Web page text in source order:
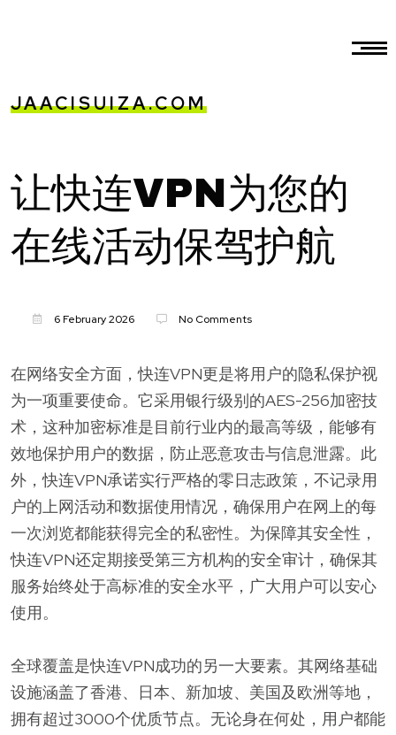
JAACISUIZA.COM
让快连VPN为您的
在线活动保驾护航
6 February 2026 No Comments
在网络安全方面，快连VPN更是将用户的隐私保护视
为一项重要使命。它采用银行级别的AES-256加密技
术，这种加密标准是目前行业内的最高等级，能够有
效地保护用户的数据，防止恶意攻击与信息泄露。此
外，快连VPN承诺实行严格的零日志政策，不记录用
户的上网活动和数据使用情况，确保用户在网上的每
一次浏览都能获得完全的私密性。为保障其安全性，
快连VPN还定期接受第三方机构的安全审计，确保其
服务始终处于高标准的安全水平，广大用户可以安心
使用。
全球覆盖是快连VPN成功的另一大要素。其网络基础
设施涵盖了香港、日本、新加坡、美国及欧洲等地，
拥有超过3000个优质节点。无论身在何处，用户都能